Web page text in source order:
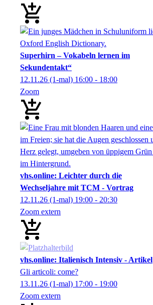
Superhirn – Vokabeln lernen im
Sekundentakt“
12.11.26 (1-mal) 16:00 - 18:00
Zoom
vhs.online: Leichter durch die
Wechseljahre mit TCM - Vortrag
12.11.26 (1-mal) 19:00 - 20:30
Zoom extern
vhs.online: Italienisch Intensiv - Artikel
Gli articoli: come?
13.11.26 (1-mal) 17:00 - 19:00
Zoom extern